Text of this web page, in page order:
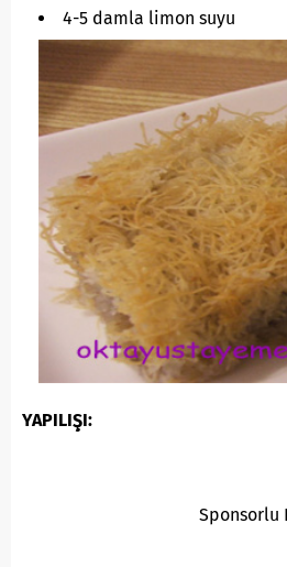
4-5 damla limon suyu
YAPILIŞI:
Sponsorlu